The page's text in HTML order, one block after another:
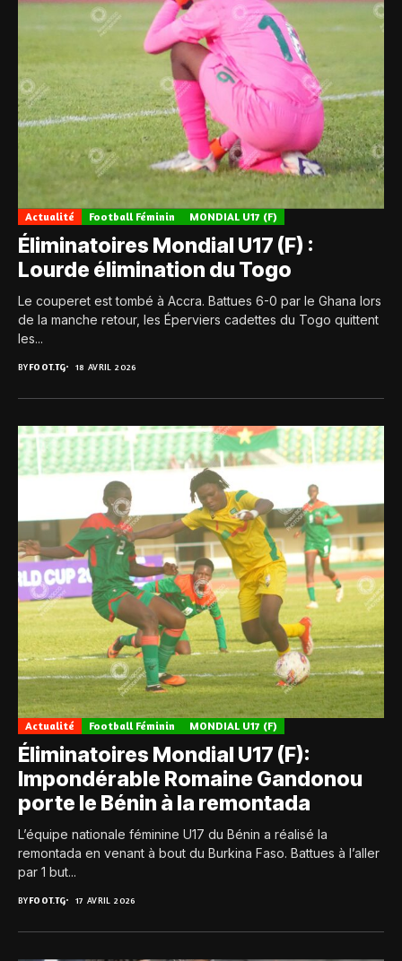
Actualité Football Féminin MONDIAL U17 (F)
Éliminatoires Mondial U17 (F) :
Lourde élimination du Togo
Le couperet est tombé à Accra. Battues 6-0 par le Ghana lors
de la manche retour, les Éperviers cadettes du Togo quittent
les...
BYFOOT.TG 18 AVRIL 2026
Actualité Football Féminin MONDIAL U17 (F)
Éliminatoires Mondial U17 (F):
Impondérable Romaine Gandonou
porte le Bénin à la remontada
L’équipe nationale féminine U17 du Bénin a réalisé la
remontada en venant à bout du Burkina Faso. Battues à l’aller
par 1 but...
BYFOOT.TG 17 AVRIL 2026